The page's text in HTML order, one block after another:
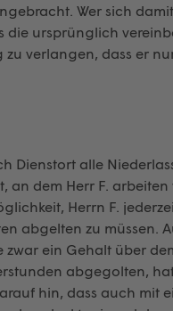
Wer sich
die ursprünglich
verlangen, dass er
Dienstort alle
dem Herr F.
Herrn F.
abgelten zu müssen.
ein Gehalt über
abgegolten,
hin, dass auch mit